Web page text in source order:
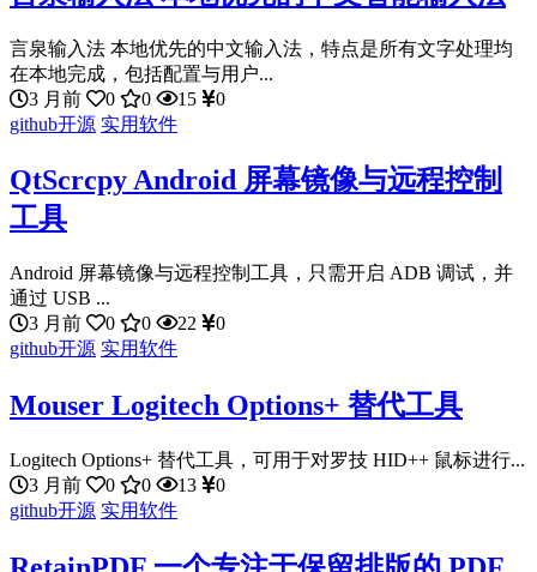
言泉输入法 本地优先的中文输入法，特点是所有文字处理均
在本地完成，包括配置与用户...
3 月前
0 0 15
0
github开源 实用软件
QtScrcpy Android 屏幕镜像与远程控制
工具
Android 屏幕镜像与远程控制工具，只需开启 ADB 调试，并
通过 USB ...
3 月前
0 0 22
0
github开源 实用软件
Mouser Logitech Options+ 替代工具
Logitech Options+ 替代工具，可用于对罗技 HID++ 鼠标进行...
3 月前
0 0 13
0
github开源 实用软件